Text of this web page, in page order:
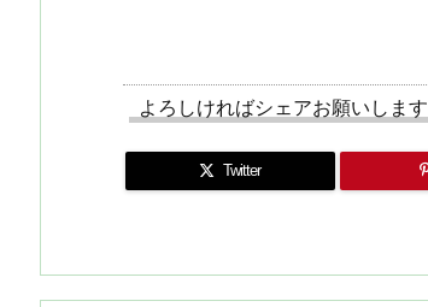
よろしければシェアお願いします
Twitter